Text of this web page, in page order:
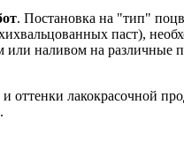
. Постановка на "тип"
паст),
или наливом на различные
и оттенки лакокрасочной